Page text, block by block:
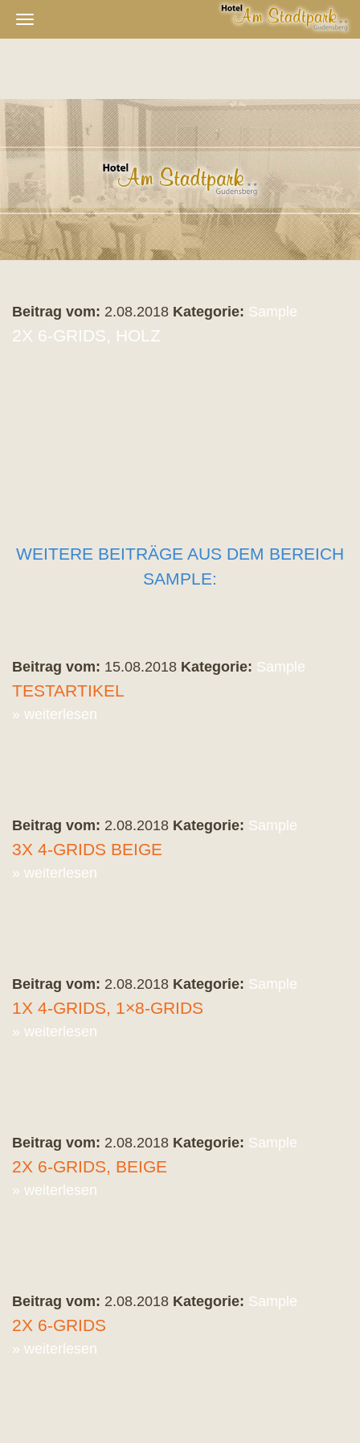
Navigation
Beitrag vom: 2.08.2018 Kategorie: Sample
2X 6-GRIDS, HOLZ
WEITERE BEITRÄGE AUS DEM BEREICH
SAMPLE:
Beitrag vom: 15.08.2018 Kategorie: Sample
TESTARTIKEL
» weiterlesen
Beitrag vom: 2.08.2018 Kategorie: Sample
3X 4-GRIDS BEIGE
» weiterlesen
Beitrag vom: 2.08.2018 Kategorie: Sample
1X 4-GRIDS, 1×8-GRIDS
» weiterlesen
Beitrag vom: 2.08.2018 Kategorie: Sample
2X 6-GRIDS, BEIGE
» weiterlesen
Beitrag vom: 2.08.2018 Kategorie: Sample
2X 6-GRIDS
» weiterlesen